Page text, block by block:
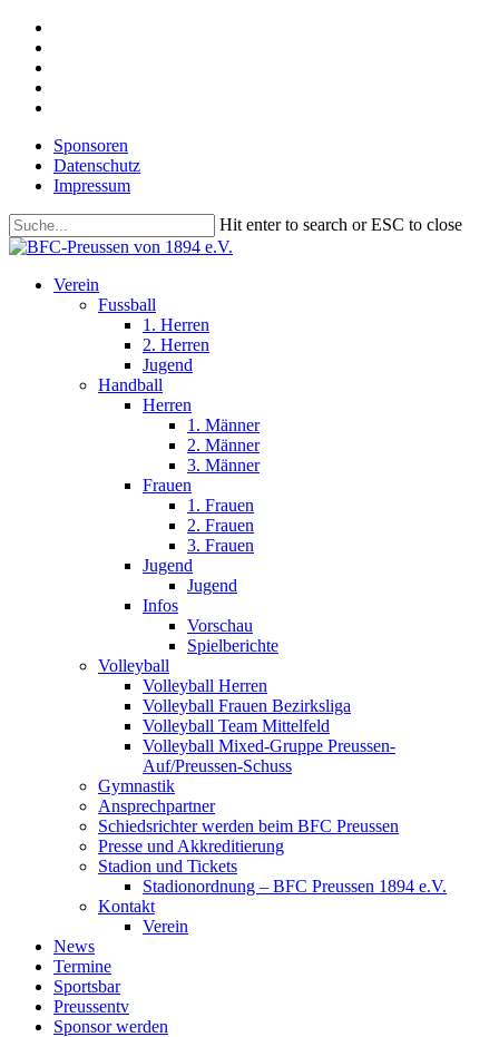
Skip
main
content
Sponsoren
Datenschutz
Impressum
Hit enter to search or ESC to close
Close
search
Menu
Verein
Fussball
1. Herren
2. Herren
Jugend
Handball
Herren
1. Männer
2. Männer
3. Männer
Frauen
1. Frauen
2. Frauen
3. Frauen
Jugend
Jugend
Infos
Vorschau
Spielberichte
Volleyball
Volleyball Herren
Volleyball Frauen Bezirksliga
Volleyball Team Mittelfeld
Volleyball Mixed-Gruppe Preussen-
Auf/Preussen-Schuss
Gymnastik
Ansprechpartner
Schiedsrichter werden beim BFC Preussen
Presse und Akkreditierung
Stadion und Tickets
Stadionordnung – BFC Preussen 1894 e.V.
Kontakt
Verein
News
Termine
Sportsbar
Preussentv
Sponsor werden